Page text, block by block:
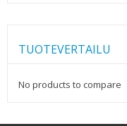
TUOTEVERTAILU
No products to compare